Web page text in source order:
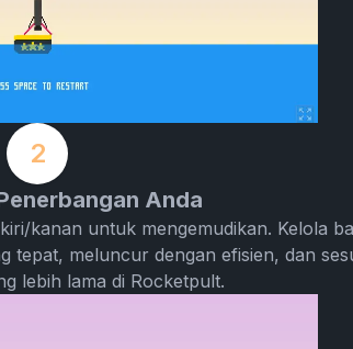
2
Anda
kanan untuk mengemudikan. Kelola
meluncur dengan efisien, dan
lebih lama di Rocketpult.